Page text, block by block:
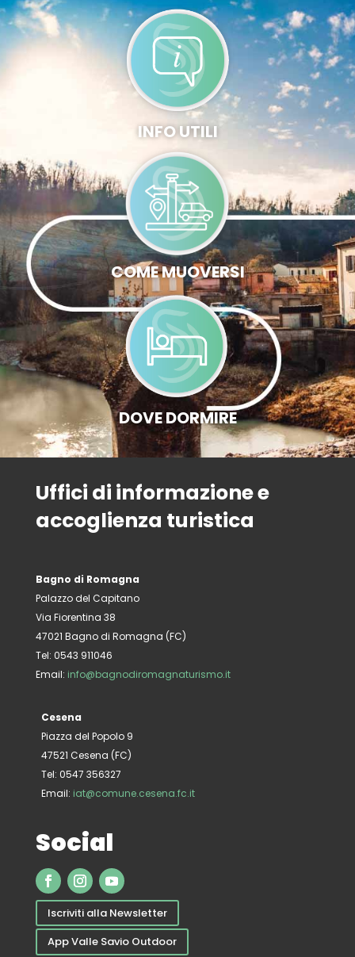
INFO UTILI
COME MUOVERSI
DOVE DORMIRE
Uffici di informazione e
accoglienza turistica
Bagno di Romagna
Palazzo del Capitano
Via Fiorentina 38
47021 Bagno di Romagna (FC)
Tel: 0543 911046
Email: info@bagnodiromagnaturismo.it
Cesena
Piazza del Popolo 9
47521 Cesena (FC)
Tel: 0547 356327
Email: iat@comune.cesena.fc.it
Social
Iscriviti alla Newsletter
App Valle Savio Outdoor